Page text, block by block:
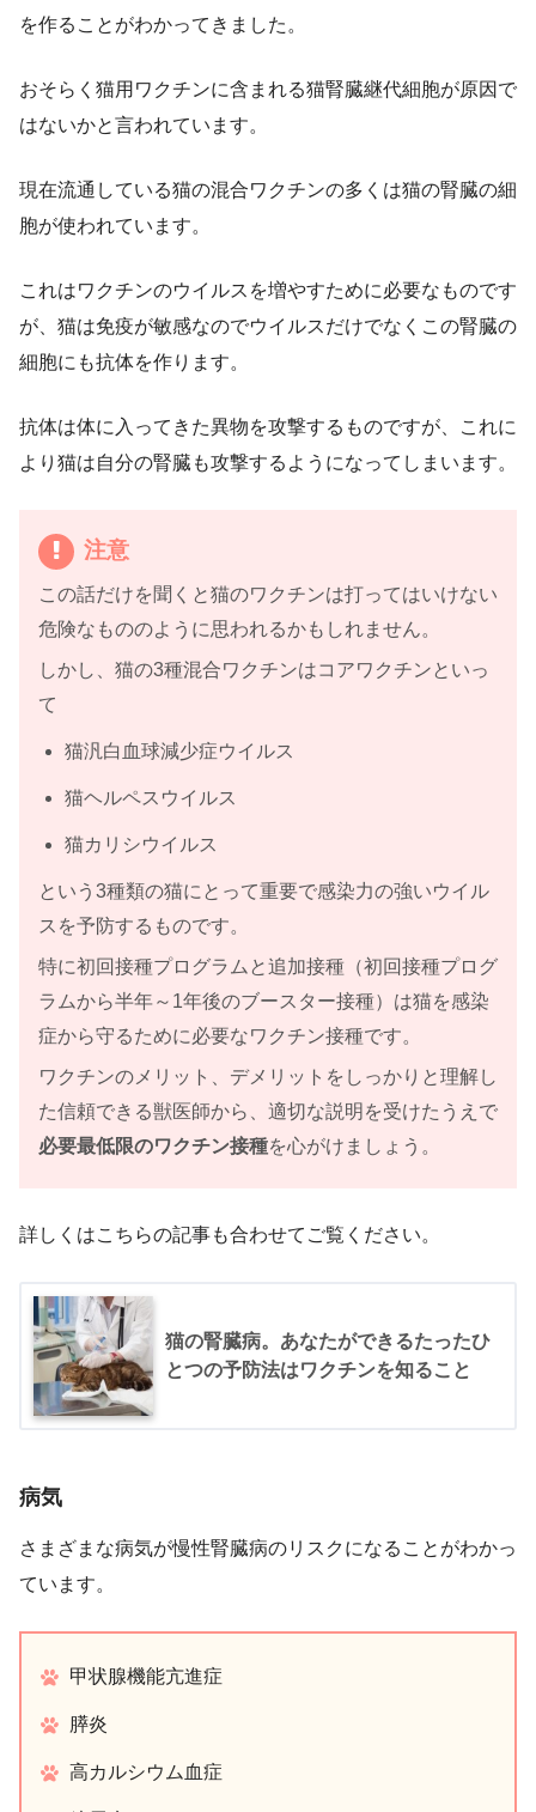
を作ることがわかってきました。
おそらく猫用ワクチンに含まれる猫腎臓継代細胞が原因で
はないかと言われています。
現在流通している猫の混合ワクチンの多くは猫の腎臓の細
胞が使われています。
これはワクチンのウイルスを増やすために必要なものです
が、猫は免疫が敏感なのでウイルスだけでなくこの腎臓の
細胞にも抗体を作ります。
抗体は体に入ってきた異物を攻撃するものですが、これに
より猫は自分の腎臓も攻撃するようになってしまいます。
注意
この話だけを聞くと猫のワクチンは打ってはいけない
危険なもののように思われるかもしれません。
しかし、猫の3種混合ワクチンはコアワクチンといっ
て
猫汎白血球減少症ウイルス
猫ヘルペスウイルス
猫カリシウイルス
という3種類の猫にとって重要で感染力の強いウイル
スを予防するものです。
特に初回接種プログラムと追加接種（初回接種プログ
ラムから半年～1年後のブースター接種）は猫を感染
症から守るために必要なワクチン接種です。
ワクチンのメリット、デメリットをしっかりと理解し
た信頼できる獣医師から、適切な説明を受けたうえで
必要最低限のワクチン接種を心がけましょう。
詳しくはこちらの記事も合わせてご覧ください。
猫の腎臓病。あなたができるたったひ
とつの予防法はワクチンを知ること
病気
さまざまな病気が慢性腎臓病のリスクになることがわかっ
ています。
甲状腺機能亢進症
膵炎
高カルシウム血症